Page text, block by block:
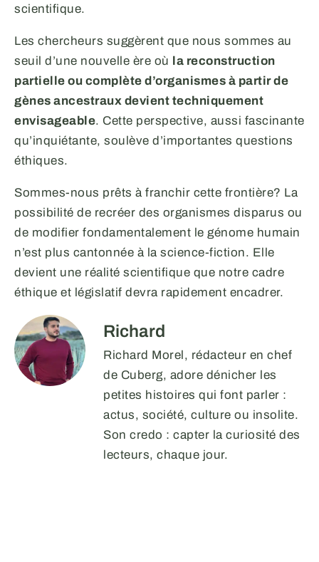
scientifique.
Les chercheurs suggèrent que nous sommes au
seuil d’une nouvelle ère où la reconstruction
partielle ou complète d’organismes à partir de
gènes ancestraux devient techniquement
envisageable. Cette perspective, aussi fascinante
qu’inquiétante, soulève d’importantes questions
éthiques.
Sommes-nous prêts à franchir cette frontière? La
possibilité de recréer des organismes disparus ou
de modifier fondamentalement le génome humain
n’est plus cantonnée à la science-fiction. Elle
devient une réalité scientifique que notre cadre
éthique et législatif devra rapidement encadrer.
Richard
Richard Morel, rédacteur en chef
de Cuberg, adore dénicher les
petites histoires qui font parler :
actus, société, culture ou insolite.
Son credo : capter la curiosité des
lecteurs, chaque jour.